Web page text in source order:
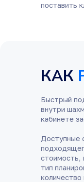
поставить
Быстрый
внутри
кабинете
Доступные
стоимость,
тип
КАК